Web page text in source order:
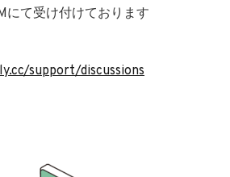
にて受け付けております
support/discussions